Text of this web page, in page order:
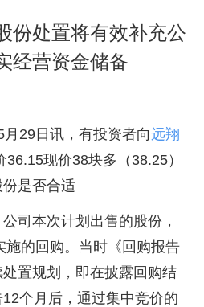
份处置将有效补充公
经营资金储备
29日讯，有投资者向远翔
现价38块多（38.25）
是否合适
司本次计划出售的股份，
施的回购。当时《回购报告
置规划，即在披露回购结
个月后，通过集中竞价的